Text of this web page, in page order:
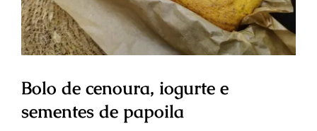
Bolo de cenoura, iogurte e
sementes de papoila